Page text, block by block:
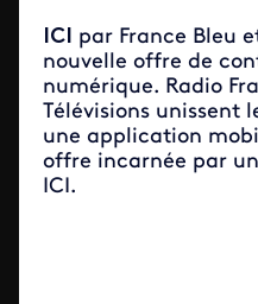
ICI par France Bleu
nouvelle offre de
numérique. Radio
Télévisions unissent
une application
offre incarnée par
ICI.